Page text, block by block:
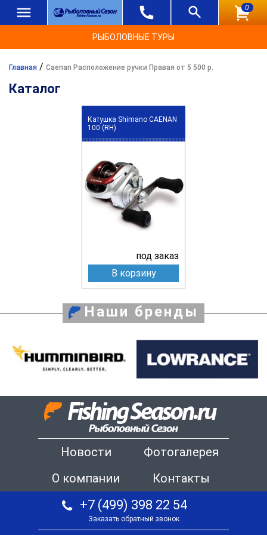
0
РЫБОЛОВНЫЕ ТУРЫ
Главная / Caenan Расположение ручки Правая от 5 500 р.
Каталог
Катушка Shimano CAENAN
100 (RH)
под заказ
В корзину
Наши бренды
Новости
Фотогалерея
О компании
Контакты
+7 (499) 398 22 54
Заказать обратный звонок